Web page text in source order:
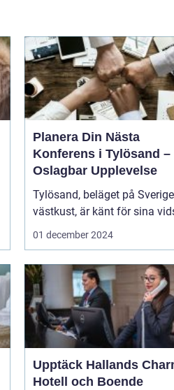
Planera Din Nästa
Konferens i Tylösand –
Oslagbar Upplevelse
Tylösand, beläget på
västkust, är känt för sina
01 december 2024
Upptäck Hallands
Hotell och Boende